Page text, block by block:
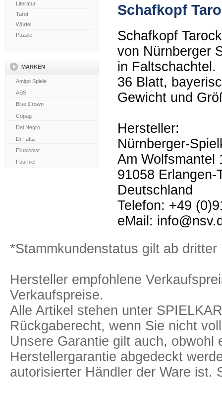
Literatur
Tarot
Würfel
Puzzle
MARKEN
Schafkopf
Schafkopf
von Nürnberger
in Faltschachtel.
36 Blatt,
Gewicht und
Hersteller:
Nürnberger-
Am Wolfsmantel
91058 Erlangen-
Deutschland
Telefon: +49
eMail:
*Stammkundenstatus gilt ab dritter
Hersteller empfohlene
Verkaufspreise.
Alle Artikel stehen unter
Rückgaberecht, wenn Sie nicht
Unsere Garantie gilt auch, obwohl
Herstellergarantie abgedeckt
autorisierter Händler der Ware ist.